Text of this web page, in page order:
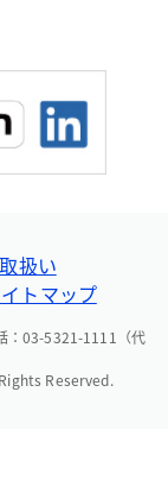
扱い
トマップ
：03-5321-1111（代
Reserved.